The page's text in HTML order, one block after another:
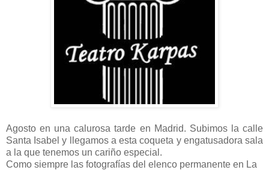
Agosto en una calurosa tarde en Madrid. Subimos la calle
Santa Isabel y llegamos a esta coqueta y engatusadora sala
a la que tenemos un cariño especial.
Como siempre las fotografías del elenco permanente en La